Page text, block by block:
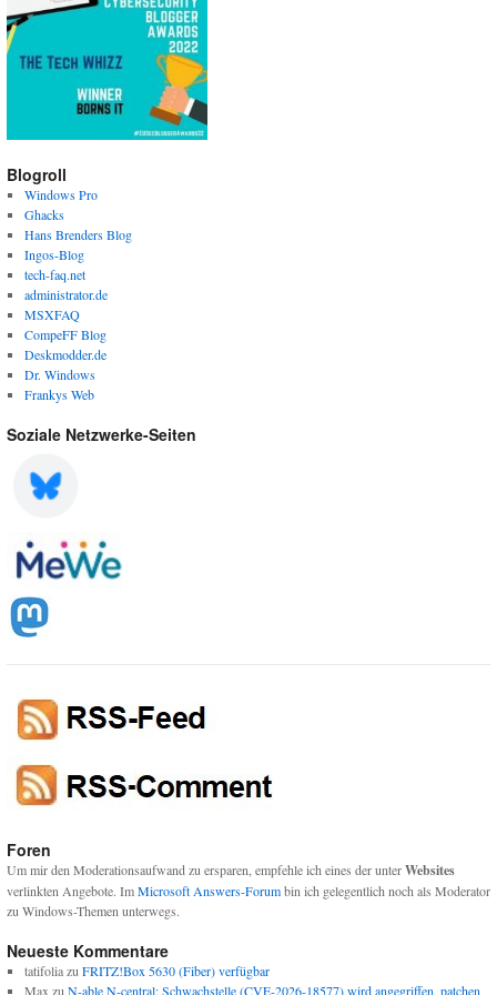
Blogroll
Windows Pro
Ghacks
Hans Brenders Blog
Ingos-Blog
tech-faq.net
administrator.de
MSXFAQ
CompeFF Blog
Deskmodder.de
Dr. Windows
Frankys Web
Soziale Netzwerke-Seiten
Foren
Um mir den Moderationsaufwand zu ersparen, empfehle ich eines der unterWebsites
verlinkten Angebote. ImMicrosoft Answers-Forumbin ich gelegentlich noch als Moderator
zu Windows-Themen unterwegs.
Neueste Kommentare
tatifoliazu FRITZ!Box 5630 (Fiber) verfügbar
Max zu N-able N-central: Schwachstelle (CVE-2026-18577) wird angegriffen, patchen